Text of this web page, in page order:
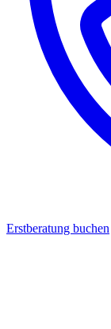
Erstberatung buchen